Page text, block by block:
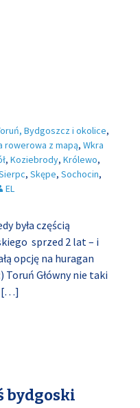
Bydgoszcz i okolice,
rowerowa z mapą, Wkra
, Koziebrody, Królewo,
, Skępe, Sochocin,
EL
była częścią
sprzed 2 lat – i
opcję na huragan
Toruń Główny nie taki
[…]
bydgoski